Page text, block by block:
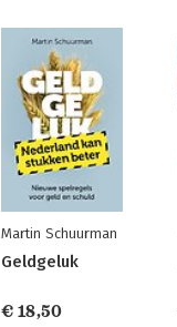
Martin Schuurman
Geldgeluk
€ 18,50